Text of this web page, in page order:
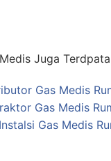
Juga
Gas Medis
Gas Medis
Gas Medis